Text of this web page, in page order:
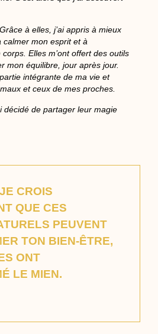
à elles, j’ai appris à mieux
mon esprit et à
Elles m’ont offert des outils
mon équilibre, jour après jour.
intégrante de ma vie et
et ceux de mes proches.
décidé de partager leur magie
CROIS
QUE CES
PEUVENT
TON BIEN-ÊTRE,
ONT
LE MIEN.